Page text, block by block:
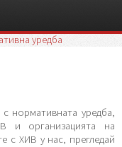
уредба
нормативната уредба,
и организацията на
с ХИВ у нас, прегледай